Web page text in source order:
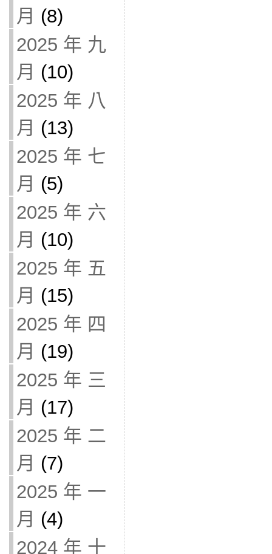
月 (8)
2025 年 九
月 (10)
2025 年 八
月 (13)
2025 年 七
月 (5)
2025 年 六
月 (10)
2025 年 五
月 (15)
2025 年 四
月 (19)
2025 年 三
月 (17)
2025 年 二
月 (7)
2025 年 一
月 (4)
2024 年 十